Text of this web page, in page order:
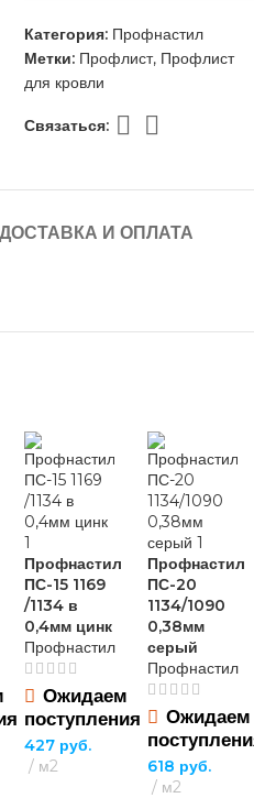
Категория: Профнастил
Метки: Профлист, Профлист
для кровли
Связаться:
ДОСТАВКА И ОПЛАТА
Профнастил
ПС-15 1169
/1134 в
0,4мм цинк
Профнастил
Ожидаем
поступления
427 руб.
м2
Профнастил
ПС-20
1134/1090
0,38мм
серый
Профнастил
Ожидаем
618 руб.
м2